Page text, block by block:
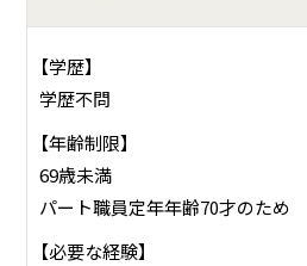
【学歴】
学歴不問
【年齢制限】
69歳未満
パート職員定年年齢70才のため
【必要な経験】